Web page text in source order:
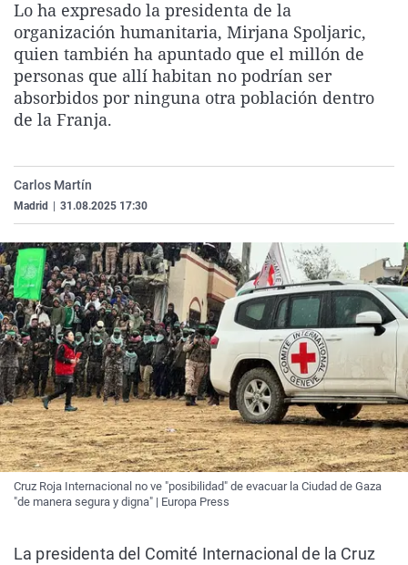
La rosa de los vientos
Gente viajera
Como el perro y el
Caso
Retornados
Equipo de
Extremadura
Galicia
La Rioja
Virales
Televisión
Elecciones
Lo ha expresado la presidenta de la
organización humanitaria, Mirjana Spoljaric,
quien también ha apuntado que el millón de
personas que allí habitan no podrían ser
absorbidos por ninguna otra población dentro
de la Franja.
Carlos Martín
Madrid 31.08.2025 17:30
Cruz Roja Internacional no ve "posibilidad" de evacuar la Ciudad de Gaza
"de manera segura y digna" | Europa Press
La presidenta del Comité Internacional de la Cruz